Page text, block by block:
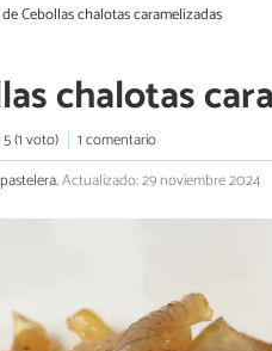
Cebollas chalotas caramelizadas
chalotas
(1 voto)
1 comentario
Actualizado: 29 noviembre 2024